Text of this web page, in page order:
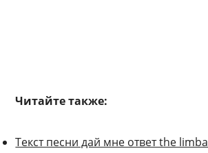
Читайте также:
Текст песни дай мне ответ the limba